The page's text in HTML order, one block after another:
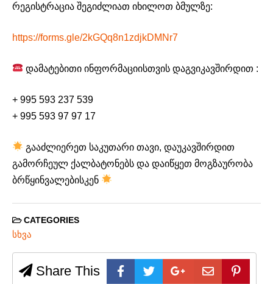
რეგისტრაცია შეგიძლიათ იხილოთ ბმულზე:
https://forms.gle/2kGQq8n1zdjkDMNr7
დამატებითი ინფორმაციისთვის დაგვიკავშირდით :
+ 995 593 237 539
+ 995 593 97 97 17
გააძლიერეთ საკუთარი თავი, დაუკავშირდით
გამორჩეულ ქალბატონებს და დაიწყეთ მოგზაურობა
ბრწყინვალებისკენ
CATEGORIES
სხვა
Share This